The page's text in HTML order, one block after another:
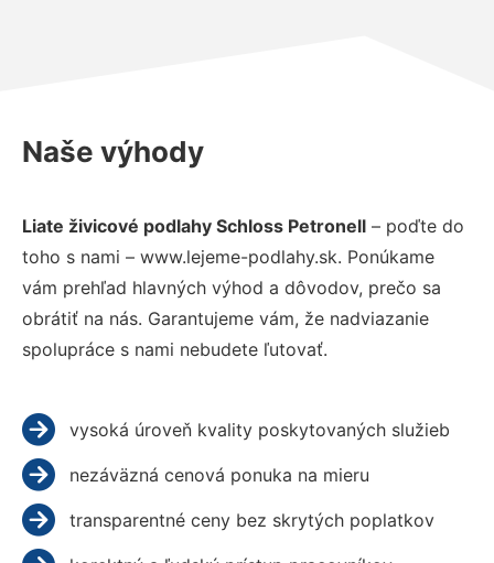
Naše výhody
Liate živicové podlahy Schloss Petronell – poďte do
toho s nami – www.lejeme-podlahy.sk. Ponúkame
vám prehľad hlavných výhod a dôvodov, prečo sa
obrátiť na nás. Garantujeme vám, že nadviazanie
spolupráce s nami nebudete ľutovať.
vysoká úroveň kvality poskytovaných služieb
nezáväzná cenová ponuka na mieru
transparentné ceny bez skrytých poplatkov